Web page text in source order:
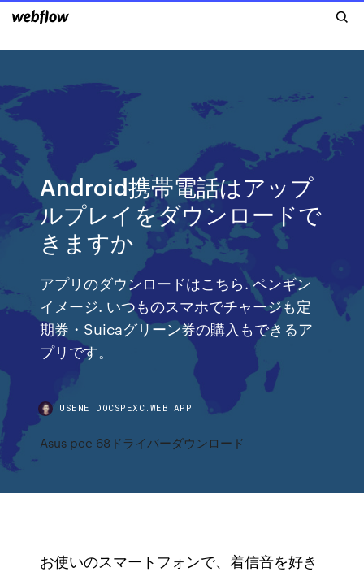
Android携帯電話はアップ
ルプレイをダウンロードで
きますか
アプリのダウンロードはこちら. ペンギン
イメージ. いつものスマホでチャージも定
期券・Suicaグリーン券の購入もできるア
プリです。
USENETDOCSPEXC.WEB.APP
Asus pce 68ドライバーダウンロード
お使いのスマートフォンで、着信音を好き